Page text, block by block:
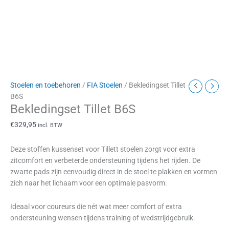
Stoelen en toebehoren / FIA Stoelen / Bekledingset Tillet
B6S
Bekledingset Tillet B6S
€329,95 incl. BTW
Deze stoffen kussenset voor Tillett stoelen zorgt voor extra
zitcomfort en verbeterde ondersteuning tijdens het rijden. De
zwarte pads zijn eenvoudig direct in de stoel te plakken en vormen
zich naar het lichaam voor een optimale pasvorm.
Ideaal voor coureurs die nét wat meer comfort of extra
ondersteuning wensen tijdens training of wedstrijdgebruik.